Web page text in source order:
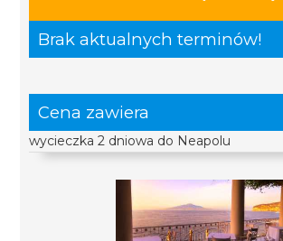
Brak aktualnych terminów!
Cena zawiera
wycieczka 2 dniowa do Neapolu